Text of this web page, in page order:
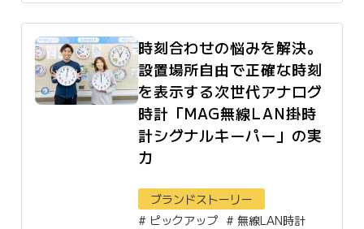
時刻合わせの悩みを解決。
設置場所自由で正確な時刻
を表示する次世代アナログ
時計「MAG無線LAN掛時
計シグナルキーパー」の実
力
ブランドストーリー
# ピックアップ # 無線LAN時計